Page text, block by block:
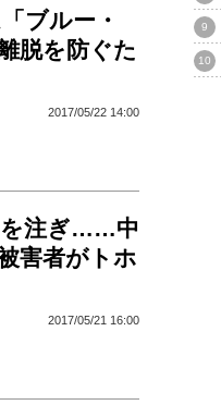
ブルー・
脱を防ぐた
2017/05/22 14:00
を注ぎ……中
害者がトホ
2017/05/21 16:00